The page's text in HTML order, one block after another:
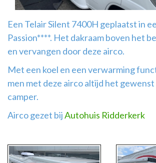
Een Telair Silent 7400H geplaatst in
Passion****. Het dakraam boven het
en vervangen door deze airco.
Met een koel en een verwarming
men met deze airco altijd het gewenst
camper.
Airco gezet bijAutohuis Ridderkerk